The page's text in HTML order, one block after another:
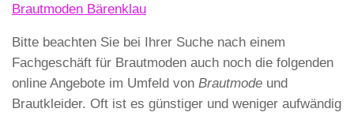
Brautmoden Bärenklau
Bitte beachten Sie bei Ihrer Suche nach einem
Fachgeschäft für Brautmoden auch noch die folgenden
online Angebote im Umfeld von Brautmode und
Brautkleider. Oft ist es günstiger und weniger aufwändig